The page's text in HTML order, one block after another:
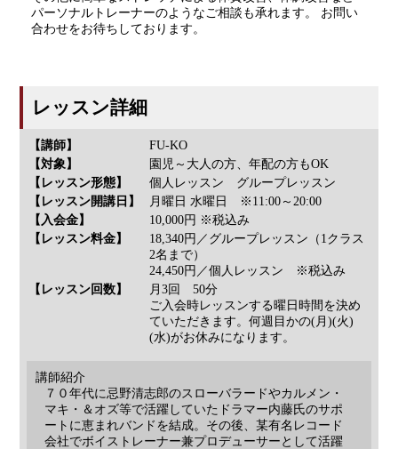
パーソナルトレーナーのようなご相談も承れます。 お問い
合わせをお待ちしております。
レッスン詳細
【講師】
FU-KO
【対象】
園児～大人の方、年配の方もOK
【レッスン形態】
個人レッスン グループレッスン
【レッスン開講日】
月曜日 水曜日 ※11:00～20:00
【入会金】
10,000円 ※税込み
【レッスン料金】
18,340円／グループレッスン（1クラス
2名まで）
24,450円／個人レッスン ※税込み
【レッスン回数】
月3回 50分
ご入会時レッスンする曜日時間を決め
ていただきます。何週目かの(月)(火)
(水)がお休みになります。
講師紹介
７０年代に忌野清志郎のスローバラードやカルメン・
マキ・＆オズ等で活躍していたドラマー内藤氏のサポ
ートに恵まれバンドを結成。その後、某有名レコード
会社でボイストレーナー兼プロデューサーとして活躍